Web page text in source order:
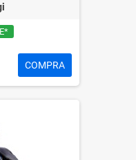
COMPRA